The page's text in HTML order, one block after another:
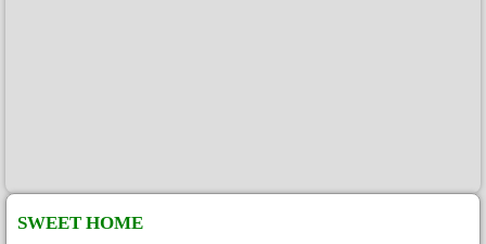
SWEET HOME